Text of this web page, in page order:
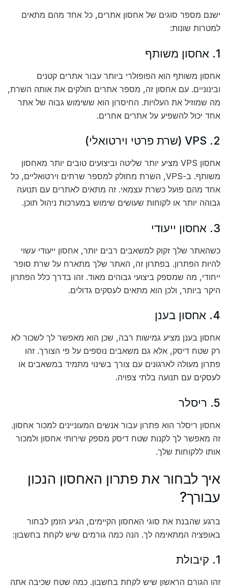
ישנם מספר סוגים של אחסון אתרים, כל אחד מהם מתאים
למטרות שונות:
1. אחסון משותף
אחסון משותף הוא הפופולרי ביותר עבור אתרים קטנים
ובינוניים. עם אחסון זה, מספר אתרים חולקים את אותה השרת,
מה שמוזיל את העלויות. החיסרון הוא ששימוש גבוה של אתר
אחד יכול להשפיע על אתרים אחרים.
2. VPS (שרת פרטי וירטואלי)
אחסון VPS מציע יותר שליטה וביצועים טובים יותר מאחסון
משותף. ב-VPS, השרת מחולק למספר שרתים וירטואליים, כל
אחד מהם פועל כשרת עצמאי. זה מתאים לאתרים עם תנועה
גבוהה יותר או לקוחות שעושים שימוש במערכות ניהול תוכן.
3. אחסון ייעודי
כשהאתר שלך זקוק למשאבים רבים יותר, אחסון ייעודי עשוי
להיות הפתרון. בפתרון זה, האתר שלך מתארח על שרת סופר
ייחודי, מה שמספק ביצועי גבוהים מאוד. זהו בדרך כלל הפתרון
היקר ביותר, ולכן הוא מתאים לעסקים גדולים.
4. אחסון בענן
אחסון בענן מציע גמישות רבה, שכן הוא מאפשר לך לשכור לא
רק שטח דיסק, אלא גם משאבים נוספים על פי הצורך. זהו
פתרון מעולה לארגונים עם צורך בשינוי מתמיד במשאבים או
לעסקים עם תנועה בלתי צפויה.
5. ריסלר
אחסון ריסלר הוא פתרון עבור אנשים המעוניינים למכור אחסון.
זה מאפשר לך לקנות שטח דיסק מספק שירותי אחסון ולמכור
אותו ללקוחות שלך.
איך לבחור את פתרון האחסון הנכון
עבורך?
ברגע שהבנת את סוגי האחסון הקיימים, הגיע הזמן לבחור
באופציה המתאימה לך. הנה כמה גורמים שיש לקחת בחשבון:
1. קיבולת
זהו הגורם הראשון שיש לקחת בחשבון. כמה שטח שכיבה אתה